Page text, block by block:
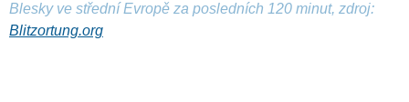
Blesky ve střední Evropě za posledních 120 minut, zdroj:
Blitzortung.org